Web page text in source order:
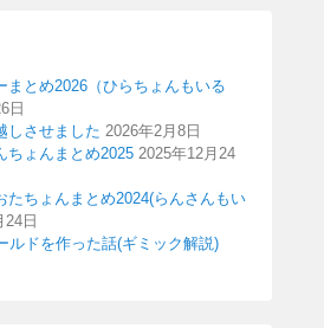
まとめ2026（ひらちょんもいる
日
しさせました 2026年2月8日
ちょんまとめ2025 2025年12月24
たちょんまとめ2024(らんさんもい
24日
ルドを作った話(ギミック解説)